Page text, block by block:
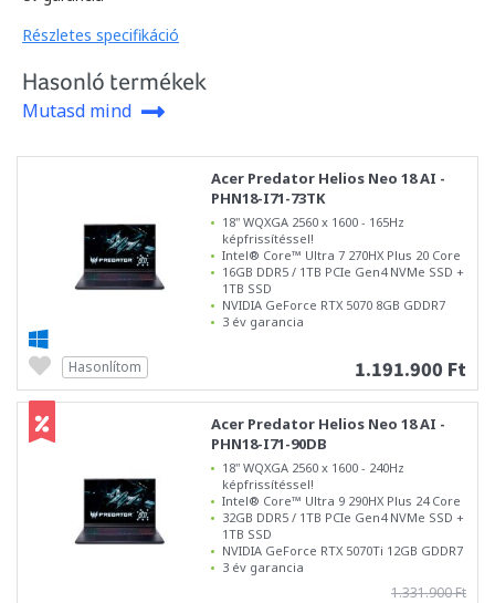
Részletes specifikáció
Hasonló termékek
Mutasd mind
Acer Predator Helios Neo 18 AI -
PHN18-I71-73TK
18" WQXGA 2560 x 1600 - 165Hz
képfrissítéssel!
Intel® Core™ Ultra 7 270HX Plus 20 Core
16GB DDR5 / 1TB PCIe Gen4 NVMe SSD +
1TB SSD
NVIDIA GeForce RTX 5070 8GB GDDR7
3 év garancia
1.191.900 Ft
Hasonlítom
Acer Predator Helios Neo 18 AI -
PHN18-I71-90DB
18" WQXGA 2560 x 1600 - 240Hz
képfrissítéssel!
Intel® Core™ Ultra 9 290HX Plus 24 Core
32GB DDR5 / 1TB PCIe Gen4 NVMe SSD +
1TB SSD
NVIDIA GeForce RTX 5070Ti 12GB GDDR7
3 év garancia
1.331.900 Ft